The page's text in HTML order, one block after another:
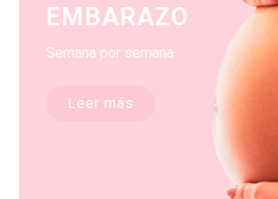
EMBARAZO
Semana por semana
Leer más